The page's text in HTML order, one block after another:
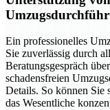
Ein professionelles
Sie zuverlässig durch
Beratungsgespräch
schadensfreien
Details. So können Sie
das Wesentliche